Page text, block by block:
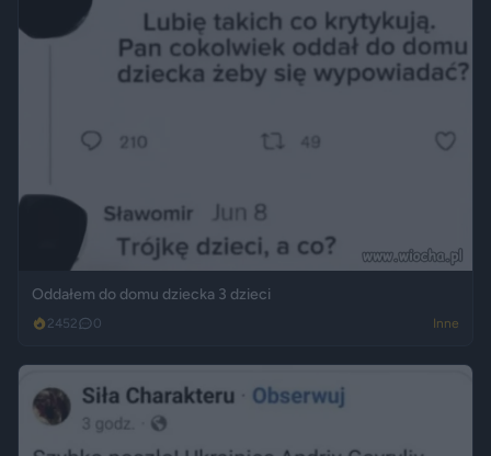
Oddałem do domu dziecka 3 dzieci
2452 0 Inne